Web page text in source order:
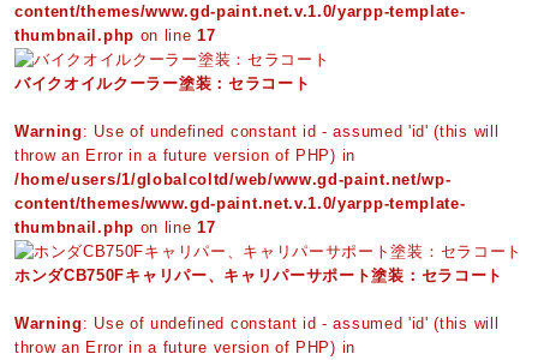
content/themes/www.gd-paint.net.v.1.0/yarpp-template-
thumbnail.php on line17
バイクオイルクーラー塗装：セラコート
Warning : Use of undefined constant id - assumed 'id' (this will
throw an Error in a future version of PHP) in
/home/users/1/globalcoltd/web/www.gd-paint.net/wp-
content/themes/www.gd-paint.net.v.1.0/yarpp-template-
thumbnail.php on line17
ホンダCB750Fキャリパー、キャリパーサポート塗装：セラコート
Warning : Use of undefined constant id - assumed 'id' (this will
throw an Error in a future version of PHP) in